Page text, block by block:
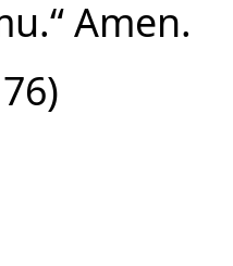
Amen.